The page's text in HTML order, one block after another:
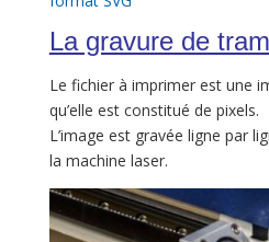
La gravure de
Le fichier à imprimer est une
qu’elle est constitué de pixels.
L’image est gravée ligne par
la machine laser.